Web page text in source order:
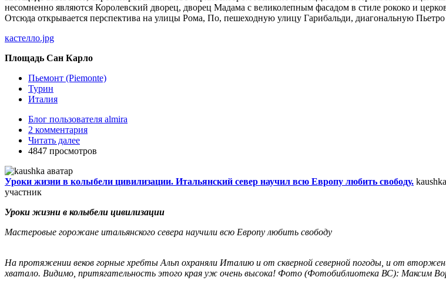
несомненно являются Королевский дворец, дворец Мадама с великолепным фасадом в стиле рококо и
Отсюда открывается перспектива на улицы Рома, По, пешеходную улицу Гарибальди, диагональную
кастелло.jpg
Площадь Сан Карло
Пьемонт (Piemonte)
Турин
Италия
Блог пользователя almira
2 комментария
Читать далее
4847 просмотров
Уроки жизни в колыбели цивилизации. Итальянский север научил всю Европу любить свободу.
участник
Уроки жизни в колыбели цивилизации
Мастеровые горожане итальянского севера научили всю Европу любить свободу
На протяжении веков горные хребты Альп охраняли Италию и от скверной северной погоды, и от
хватало. Видимо, притягательность этого края уж очень высока! Фото (Фотобиблиотека ВС): Максим